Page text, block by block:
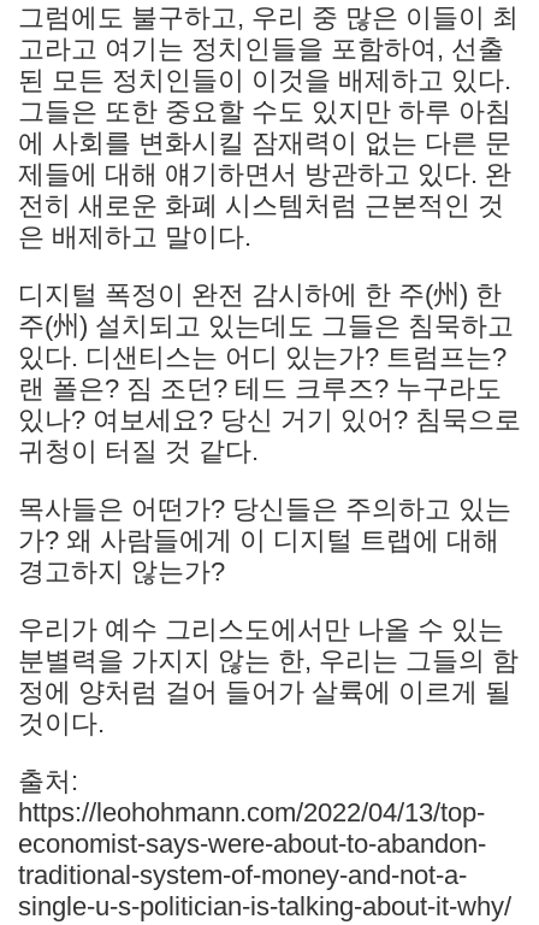
그럼에도 불구하고, 우리 중 많은 이들이 최
고라고 여기는 정치인들을 포함하여, 선출
된 모든 정치인들이 이것을 배제하고 있다.
그들은 또한 중요할 수도 있지만 하루 아침
에 사회를 변화시킬 잠재력이 없는 다른 문
제들에 대해 얘기하면서 방관하고 있다. 완
전히 새로운 화폐 시스템처럼 근본적인 것
은 배제하고 말이다.
디지털 폭정이 완전 감시하에 한 주(州) 한
주(州) 설치되고 있는데도 그들은 침묵하고
있다. 디샌티스는 어디 있는가? 트럼프는?
랜 폴은? 짐 조던? 테드 크루즈? 누구라도
있나? 여보세요? 당신 거기 있어? 침묵으로
귀청이 터질 것 같다.
목사들은 어떤가? 당신들은 주의하고 있는
가? 왜 사람들에게 이 디지털 트랩에 대해
경고하지 않는가?
우리가 예수 그리스도에서만 나올 수 있는
분별력을 가지지 않는 한, 우리는 그들의 함
정에 양처럼 걸어 들어가 살륙에 이르게 될
것이다.
출처:
https://leohohmann.com/2022/04/13/top-
economist-says-were-about-to-abandon-
traditional-system-of-money-and-not-a-
single-u-s-politician-is-talking-about-it-why/